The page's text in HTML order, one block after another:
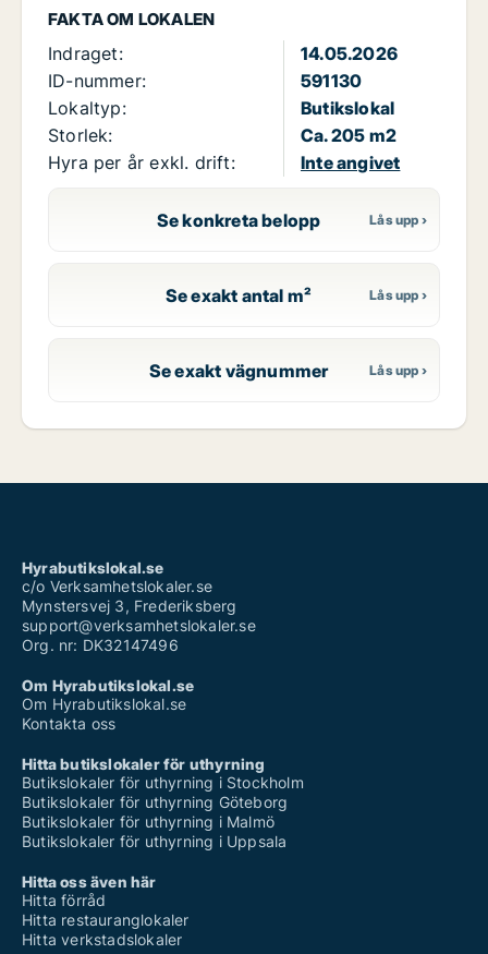
FAKTA OM LOKALEN
Indraget:
14.05.2026
ID-nummer:
591130
Lokaltyp:
Butikslokal
Storlek:
Ca. 205 m2
Hyra per år exkl. drift:
Inte angivet
Se konkreta belopp
Se exakt antal m²
Se exakt vägnummer
Hyrabutikslokal.se
c/o Verksamhetslokaler.se
Mynstersvej 3, Frederiksberg
support@verksamhetslokaler.se
Org. nr: DK32147496
Om Hyrabutikslokal.se
Om Hyrabutikslokal.se
Kontakta oss
Hitta butikslokaler för uthyrning
Butikslokaler för uthyrning i Stockholm
Butikslokaler för uthyrning Göteborg
Butikslokaler för uthyrning i Malmö
Butikslokaler för uthyrning i Uppsala
Hitta oss även här
Hitta förråd
Hitta restauranglokaler
Hitta verkstadslokaler